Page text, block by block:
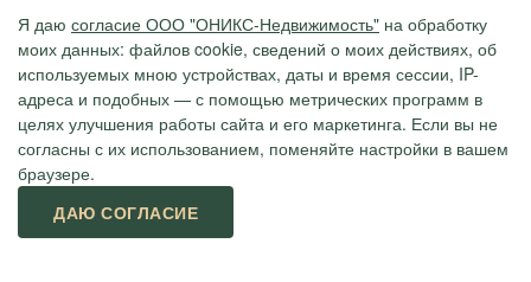
Я даю согласие ООО "ОНИКС-Недвижимость" на обработку
моих данных: файлов cookie, сведений о моих действиях, об
используемых мною устройствах, даты и время сессии, IP-
адреса и подобных — с помощью метрических программ в
целях улучшения работы сайта и его маркетинга. Если вы не
согласны с их использованием, поменяйте настройки в вашем
браузере.
ДАЮ СОГЛАСИЕ
г. Сочи, ул.Навагинская, 3/4 (4 этаж), тел. +7 (862) 296-06-07